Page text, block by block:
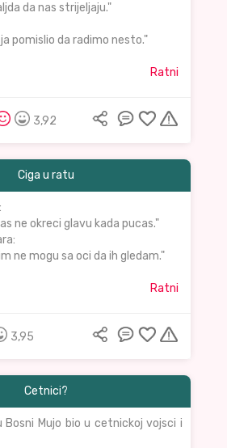
da nas strijeljaju."
pomislio da radimo nesto."
Ratni
3,92
Ciga u ratu
ne okreci glavu kada pucas."
ne mogu sa oci da ih gledam."
Ratni
3,95
Cetnici?
Mujo bio u cetnickoj vojsci i